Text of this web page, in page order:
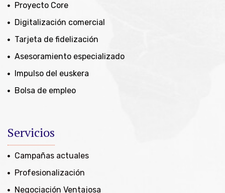
Proyecto Core
Digitalización comercial
Tarjeta de fidelización
Asesoramiento especializado
Impulso del euskera
Bolsa de empleo
Servicios
Campañas actuales
Profesionalización
Negociación Ventajosa